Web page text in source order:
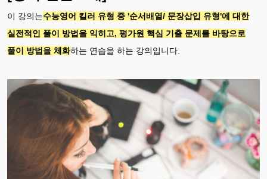
이 강의는수능영어 킬러 유형 중 '순서배열/ 문장삽입 유형'에 대한
실전적인 풀이 방법을 익히고, 평가원 핵심 기출 문제를 바탕으로
풀이 방법을 체화하는 연습을 하는 강의입니다.